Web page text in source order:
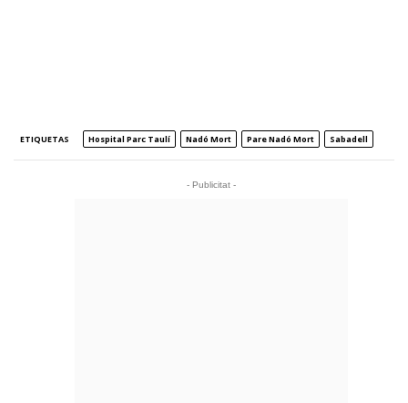
ETIQUETAS Hospital Parc Taulí Nadó Mort Pare Nadó Mort Sabadell
- Publicitat -